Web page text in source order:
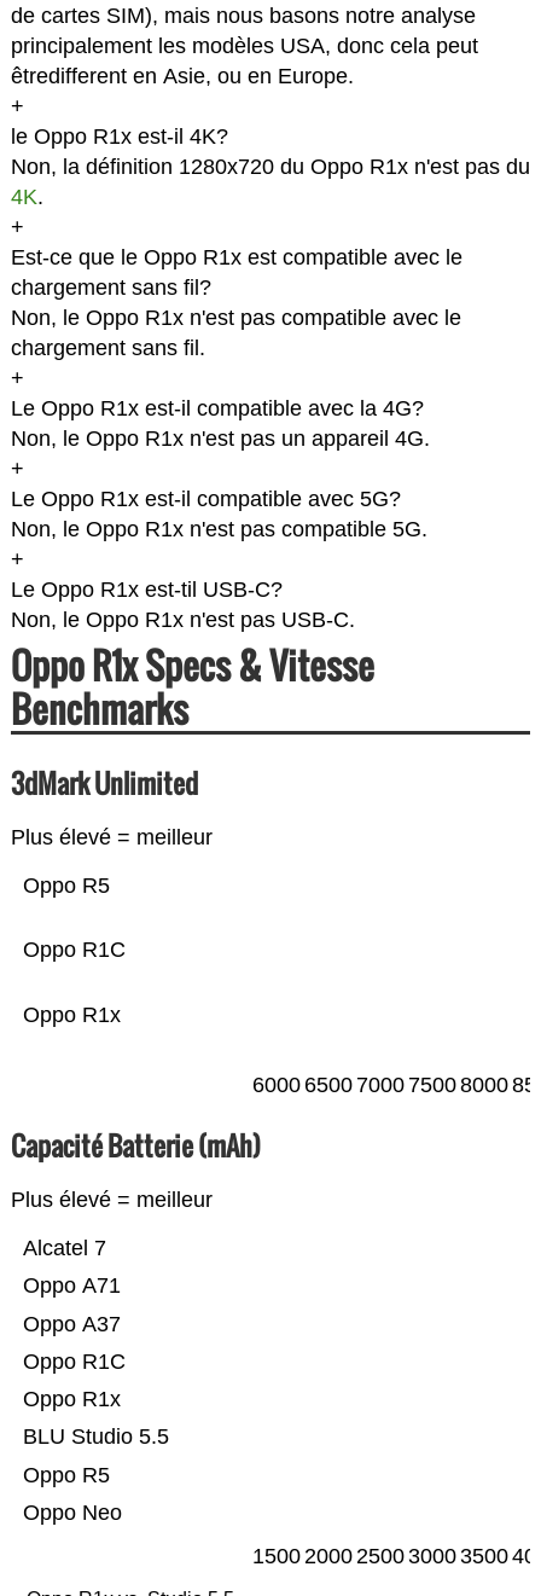
de cartes SIM), mais nous basons notre analyse
principalement les modèles USA, donc cela peut
êtredifferent en Asie, ou en Europe.
+
le Oppo R1x est-il 4K?
Non, la définition 1280x720 du Oppo R1x n'est pas du
4K.
+
Est-ce que le Oppo R1x est compatible avec le
chargement sans fil?
Non, le Oppo R1x n'est pas compatible avec le
chargement sans fil.
+
Le Oppo R1x est-il compatible avec la 4G?
Non, le Oppo R1x n'est pas un appareil 4G.
+
Le Oppo R1x est-il compatible avec 5G?
Non, le Oppo R1x n'est pas compatible 5G.
+
Le Oppo R1x est-til USB-C?
Non, le Oppo R1x n'est pas USB-C.
Oppo R1x Specs & Vitesse
Benchmarks
3dMark Unlimited
Plus élevé = meilleur
Oppo R1x
Oppo R1C
Oppo R5
6000 6500 7000 75008000
Capacité Batterie (mAh)
Plus élevé = meilleur
Oppo Neo
Oppo R5
BLU Studio 5.5
Oppo R1x
Oppo R1C
Oppo A37
Oppo A71
Alcatel 7
15002000250030003500